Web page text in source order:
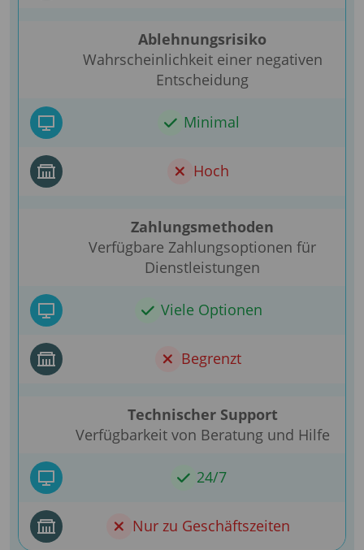
Ablehnungsrisiko
Wahrscheinlichkeit einer negativen
Entscheidung
Minimal
Hoch
Zahlungsmethoden
Verfügbare Zahlungsoptionen für
Dienstleistungen
Viele Optionen
Begrenzt
Technischer Support
Verfügbarkeit von Beratung und Hilfe
24/7
Nur zu Geschäftszeiten